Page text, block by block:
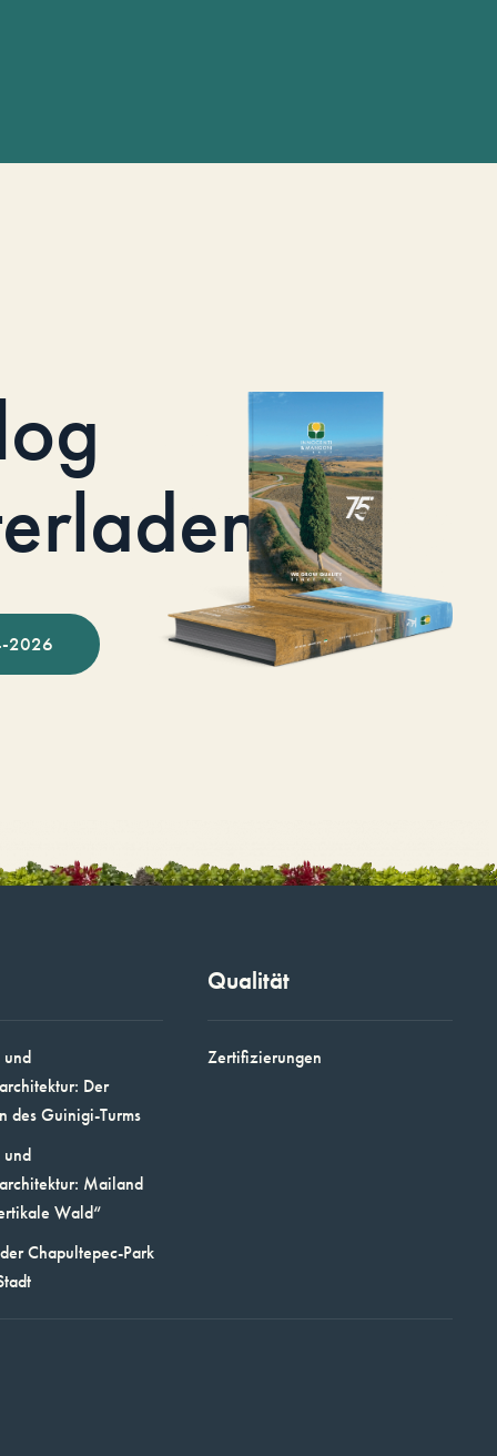
2026
Der
des Guinigi-Turms
Mailand
Wald“
Chapultepec-Park
Qualität
Zertifizierungen